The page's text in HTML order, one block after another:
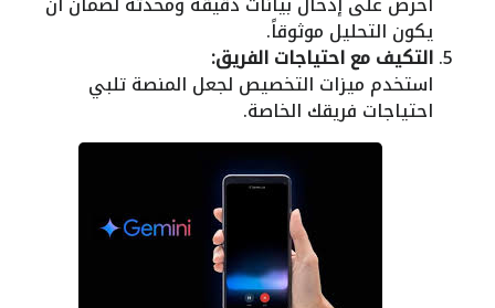
يكون التحليل موثوقاً.
التكيف مع احتياجات الفريق:
استخدم ميزات التخصيص لجعل المنصة تلبي
احتياجات فريقك الخاصة.